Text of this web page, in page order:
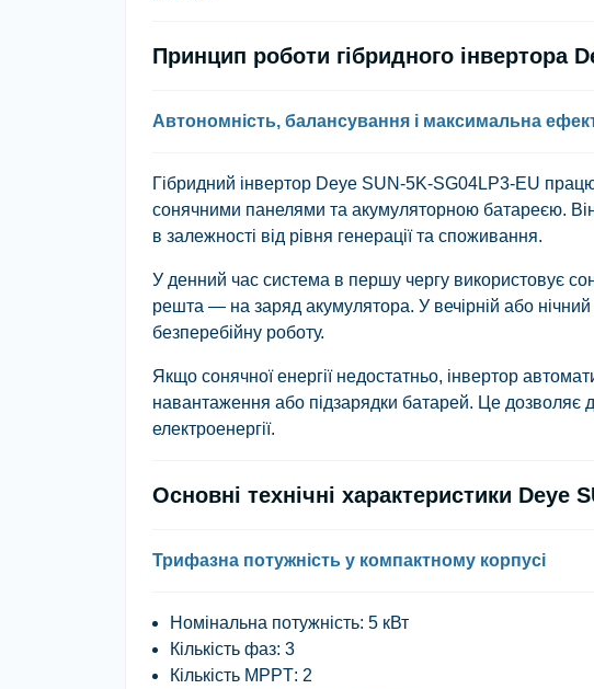
Принцип роботи гібридного інвертора
Автономність, балансування і максимальна
Гібридний інвертор Deye SUN-5K-SG04LP3-EU
сонячними панелями та акумуляторною батареєю.
в залежності від рівня генерації та споживання.
У денний час система в першу чергу використовує
решта — на заряд акумулятора. У вечірній або
безперебійну роботу.
Якщо сонячної енергії недостатньо, інвертор
навантаження або підзарядки батарей. Це дозволяє
електроенергії.
Основні технічні характеристики Deye
Трифазна потужність у компактному корпусі
Номінальна потужність: 5 кВт
Кількість фаз: 3
Кількість MPPT: 2